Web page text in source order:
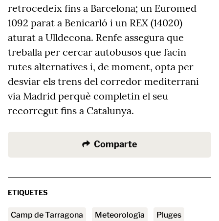
retrocedeix fins a Barcelona; un Euromed
1092 parat a Benicarló i un REX (14020)
aturat a Ulldecona. Renfe assegura que
treballa per cercar autobusos que facin
rutes alternatives i, de moment, opta per
desviar els trens del corredor mediterrani
via Madrid perquè completin el seu
recorregut fins a Catalunya.
Comparte
ETIQUETES
Camp de Tarragona Meteorología Pluges